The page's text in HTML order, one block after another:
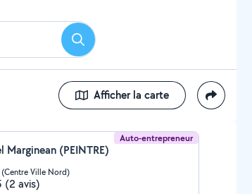
Rechercher
Afficher la carte
Auto-entrepreneur
Marginean (PEINTRE)
(Centre Ville Nord)
(2 avis)